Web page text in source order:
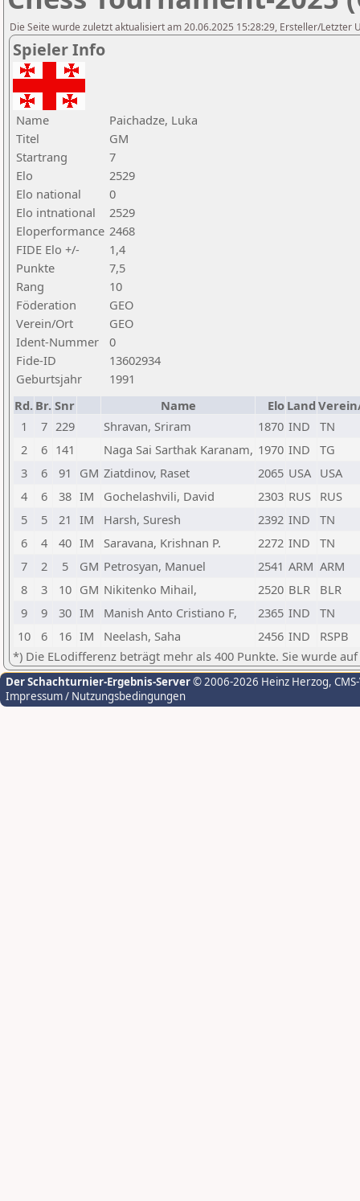
Die Seite wurde zuletzt aktualisiert am 20.06.2025 15:28:29, Ersteller/Letzter
Spieler Info
Name
Paichadze, Luka
Titel
GM
Startrang
7
Elo
2529
Elo national
0
Elo intnational
2529
Eloperformance 2468
FIDE Elo +/-
1,4
Punkte
7,5
Rang
10
Föderation
GEO
Verein/Ort
GEO
Ident-Nummer
0
Fide-ID
13602934
Geburtsjahr
1991
Rd. Br. Snr Name Elo Land
1
7 229 Shravan, Sriram 1870 IND
TN
2
6 141 Naga Sai Sarthak Karanam, 1970 IND
TG
3
6 91 GM Ziatdinov, Raset 2065 USA USA
4
6 38 IM Gochelashvili, David 2303 RUS RUS
5
5 21 IM Harsh, Suresh 2392 IND
TN
6
4 40 IM Saravana, Krishnan P. 2272 IND
TN
7
2 5 GM Petrosyan, Manuel 2541 ARM ARM
8
3 10 GM Nikitenko Mihail, 2520 BLR
BLR
9
9 30 IM Manish Anto Cristiano F, 2365 IND
TN
10
6 16 IM Neelash, Saha 2456 IND
RSPB
*) Die ELodifferenz beträgt mehr als 400 Punkte. Sie wurde
Der Schachturnier-Ergebnis-Server© 2006-2026 Heinz Herzog,
Impressum / Nutzungsbedingungen